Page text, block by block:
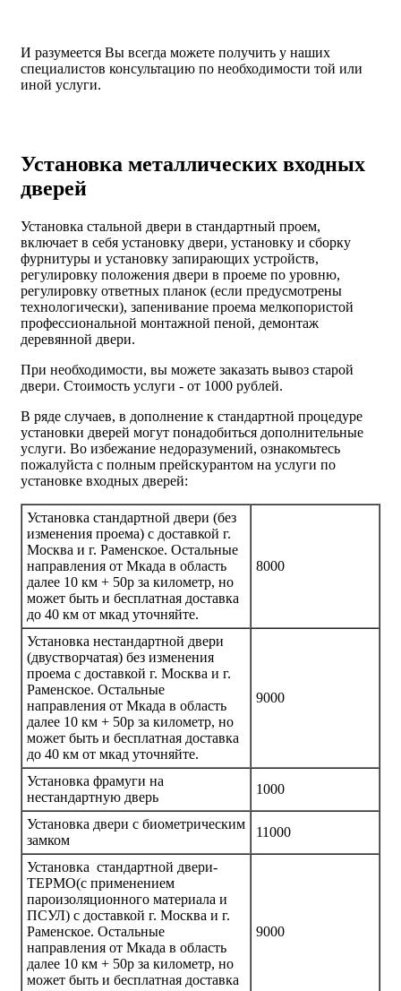
И разумеется Вы всегда можете получить у наших
специалистов консультацию по необходимости той или
иной услуги.
Установка металлических входных
дверей
Установка стальной двери в стандартный проем,
включает в себя установку двери, установку и сборку
фурнитуры и установку запирающих устройств,
регулировку положения двери в проеме по уровню,
регулировку ответных планок (если предусмотрены
технологически), запенивание проема мелкопористой
профессиональной монтажной пеной, демонтаж
деревянной двери.
При необходимости, вы можете заказать вывоз старой
двери. Стоимость услуги - от 1000 рублей.
В ряде случаев, в дополнение к стандартной процедуре
установки дверей могут понадобиться дополнительные
услуги. Во избежание недоразумений, ознакомьтесь
пожалуйста с полным прейскурантом на услуги по
установке входных дверей:
Установка стандартной двери (без
изменения проема) с доставкой г.
Москва и г. Раменское. Остальные
направления от Мкада в область
далее 10 км + 50р за километр, но
может быть и бесплатная доставка
до 40 км от мкад уточняйте.
8000
Установка нестандартной двери
(двустворчатая) без изменения
проема с доставкой г. Москва и г.
Раменское. Остальные
направления от Мкада в область
далее 10 км + 50р за километр, но
может быть и бесплатная доставка
до 40 км от мкад уточняйте.
9000
Установка фрамуги на
нестандартную дверь
1000
Установка двери с биометрическим
замком
11000
Установка стандартной двери-
ТЕРМО(с применением
пароизоляционного материала и
ПСУЛ) с доставкой г. Москва и г.
Раменское. Остальные
направления от Мкада в область
далее 10 км + 50р за километр, но
может быть и бесплатная доставка
9000